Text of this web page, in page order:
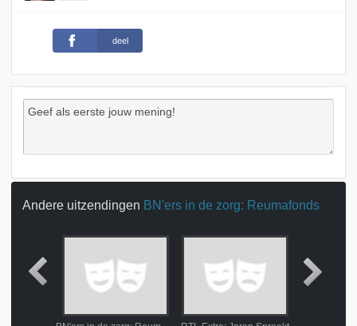
deel
Andere uitzendingen BN'ers in de zorg: Reumafonds